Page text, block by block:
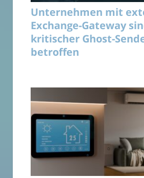
Unternehmen mit
Exchange-Gateway
kritischer Ghost-
betroffen